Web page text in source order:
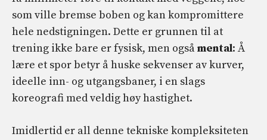
som ville bremse boben og kan kompromittere
hele nedstigningen. Dette er grunnen til at
trening ikke bare er fysisk, men ogsåmental: Å
lære et spor betyr å huske sekvenser av kurver,
ideelle inn- og utgangsbaner, i en slags
koreografi med veldig høy hastighet.
Imidlertid er all denne tekniske kompleksiteten